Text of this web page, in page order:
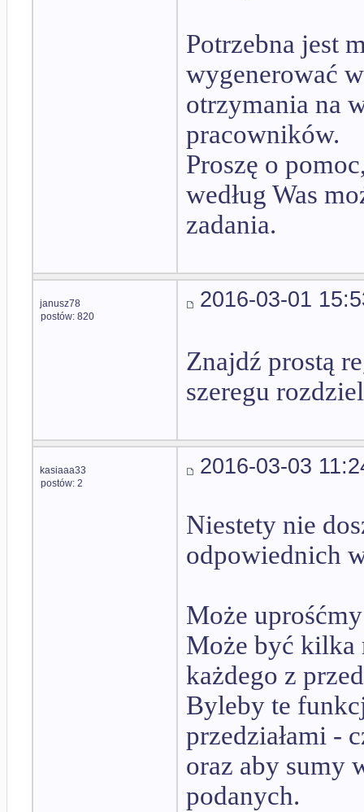
Potrzebna jest
wygenerować
otrzymania na
pracowników.
Proszę o
według Was
zadania.
janusz78
postów: 820
2016-03-01
Znajdź prostą
szeregu
kasiaaa33
postów: 2
2016-03-03
Niestety nie
odpowiednich
Może
Może być kilka
każdego z
Byleby te
przedziałami -
oraz aby sumy
podanych.